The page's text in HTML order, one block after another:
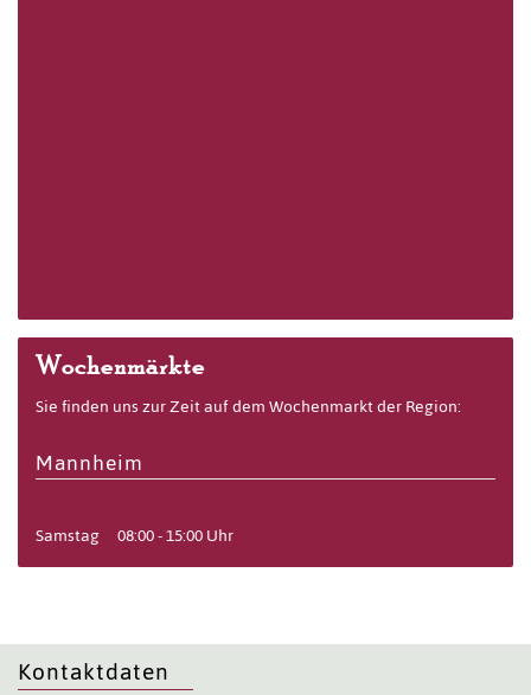
Wochenmärkte
Sie finden uns zur Zeit auf dem Wochenmarkt der Region:
Mannheim
Samstag 08:00 - 15:00 Uhr
Kontaktdaten